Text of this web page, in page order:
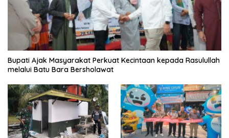
Bupati Ajak Masyarakat Perkuat Kecintaan kepada Rasulullah
melalui Batu Bara Bersholawat